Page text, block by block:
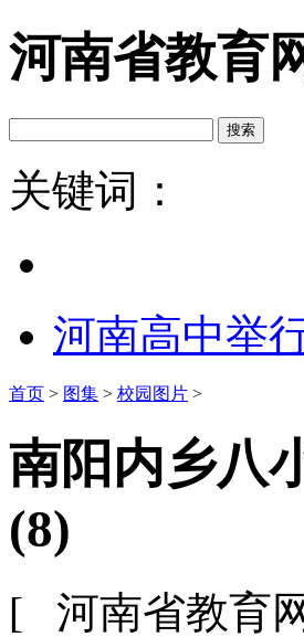
河南省教育
关键词：
河南高中举
首页 > 图集 > 校园图片 >
南阳内乡八
(8)
[ 河南省教育